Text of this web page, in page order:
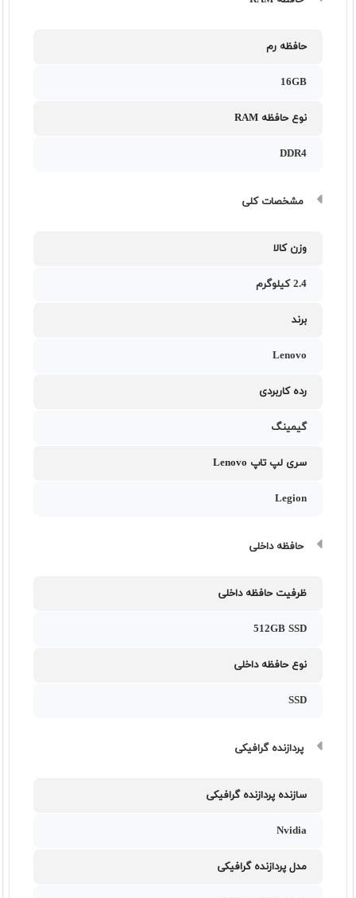
حافظه رم
16GB
نوع حافظه RAM
DDR4
مشخصات کلی
وزن کالا
2.4 کیلوگرم
برند
Lenovo
رده کاربردی
گیمینگ
سری لپ تاپ Lenovo
Legion
حافظه داخلی
ظرفیت حافظه داخلی
512GB SSD
نوع حافظه داخلی
SSD
پردازنده گرافیکی
سازنده پردازنده گرافیکی
Nvidia
مدل پردازنده گرافیکی